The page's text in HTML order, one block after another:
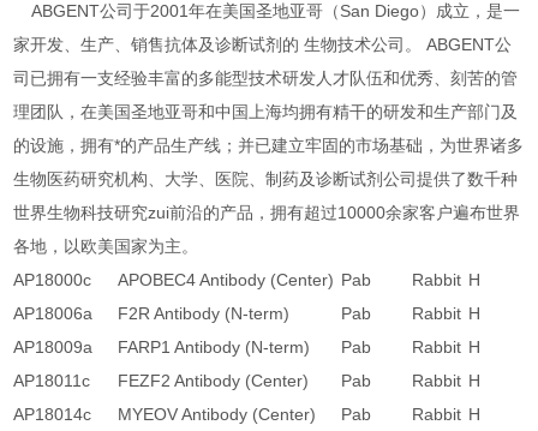
ABGENT公司于2001年在美国圣地亚哥（San Diego）成立，是一
家开发、生产、销售抗体及诊断试剂的 生物技术公司。 ABGENT公
司已拥有一支经验丰富的多能型技术研发人才队伍和优秀、刻苦的管
理团队，在美国圣地亚哥和中国上海均拥有精干的研发和生产部门及
的设施，拥有*的产品生产线；并已建立牢固的市场基础，为世界诸多
生物医药研究机构、大学、医院、制药及诊断试剂公司提供了数千种
世界生物科技研究zui前沿的产品，拥有超过10000余家客户遍布世界
各地，以欧美国家为主。
AP18000c
APOBEC4 Antibody (Center) Pab Rabbit H
AP18006a
F2R Antibody (N-term) Pab Rabbit H
AP18009a
FARP1 Antibody (N-term) Pab Rabbit H
AP18011c
FEZF2 Antibody (Center) Pab Rabbit H
AP18014c
MYEOV Antibody (Center) Pab Rabbit H